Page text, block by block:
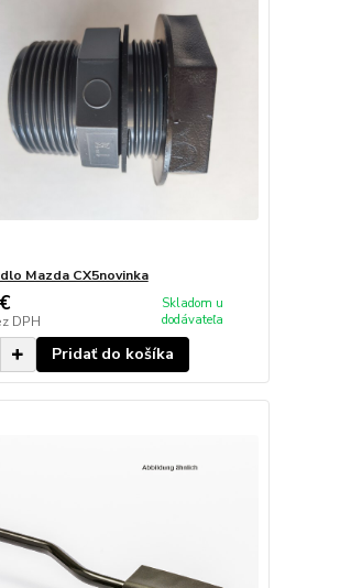
Mazda CX5novinka
DPH
Skladom u
dodávateľa
Pridať do košíka